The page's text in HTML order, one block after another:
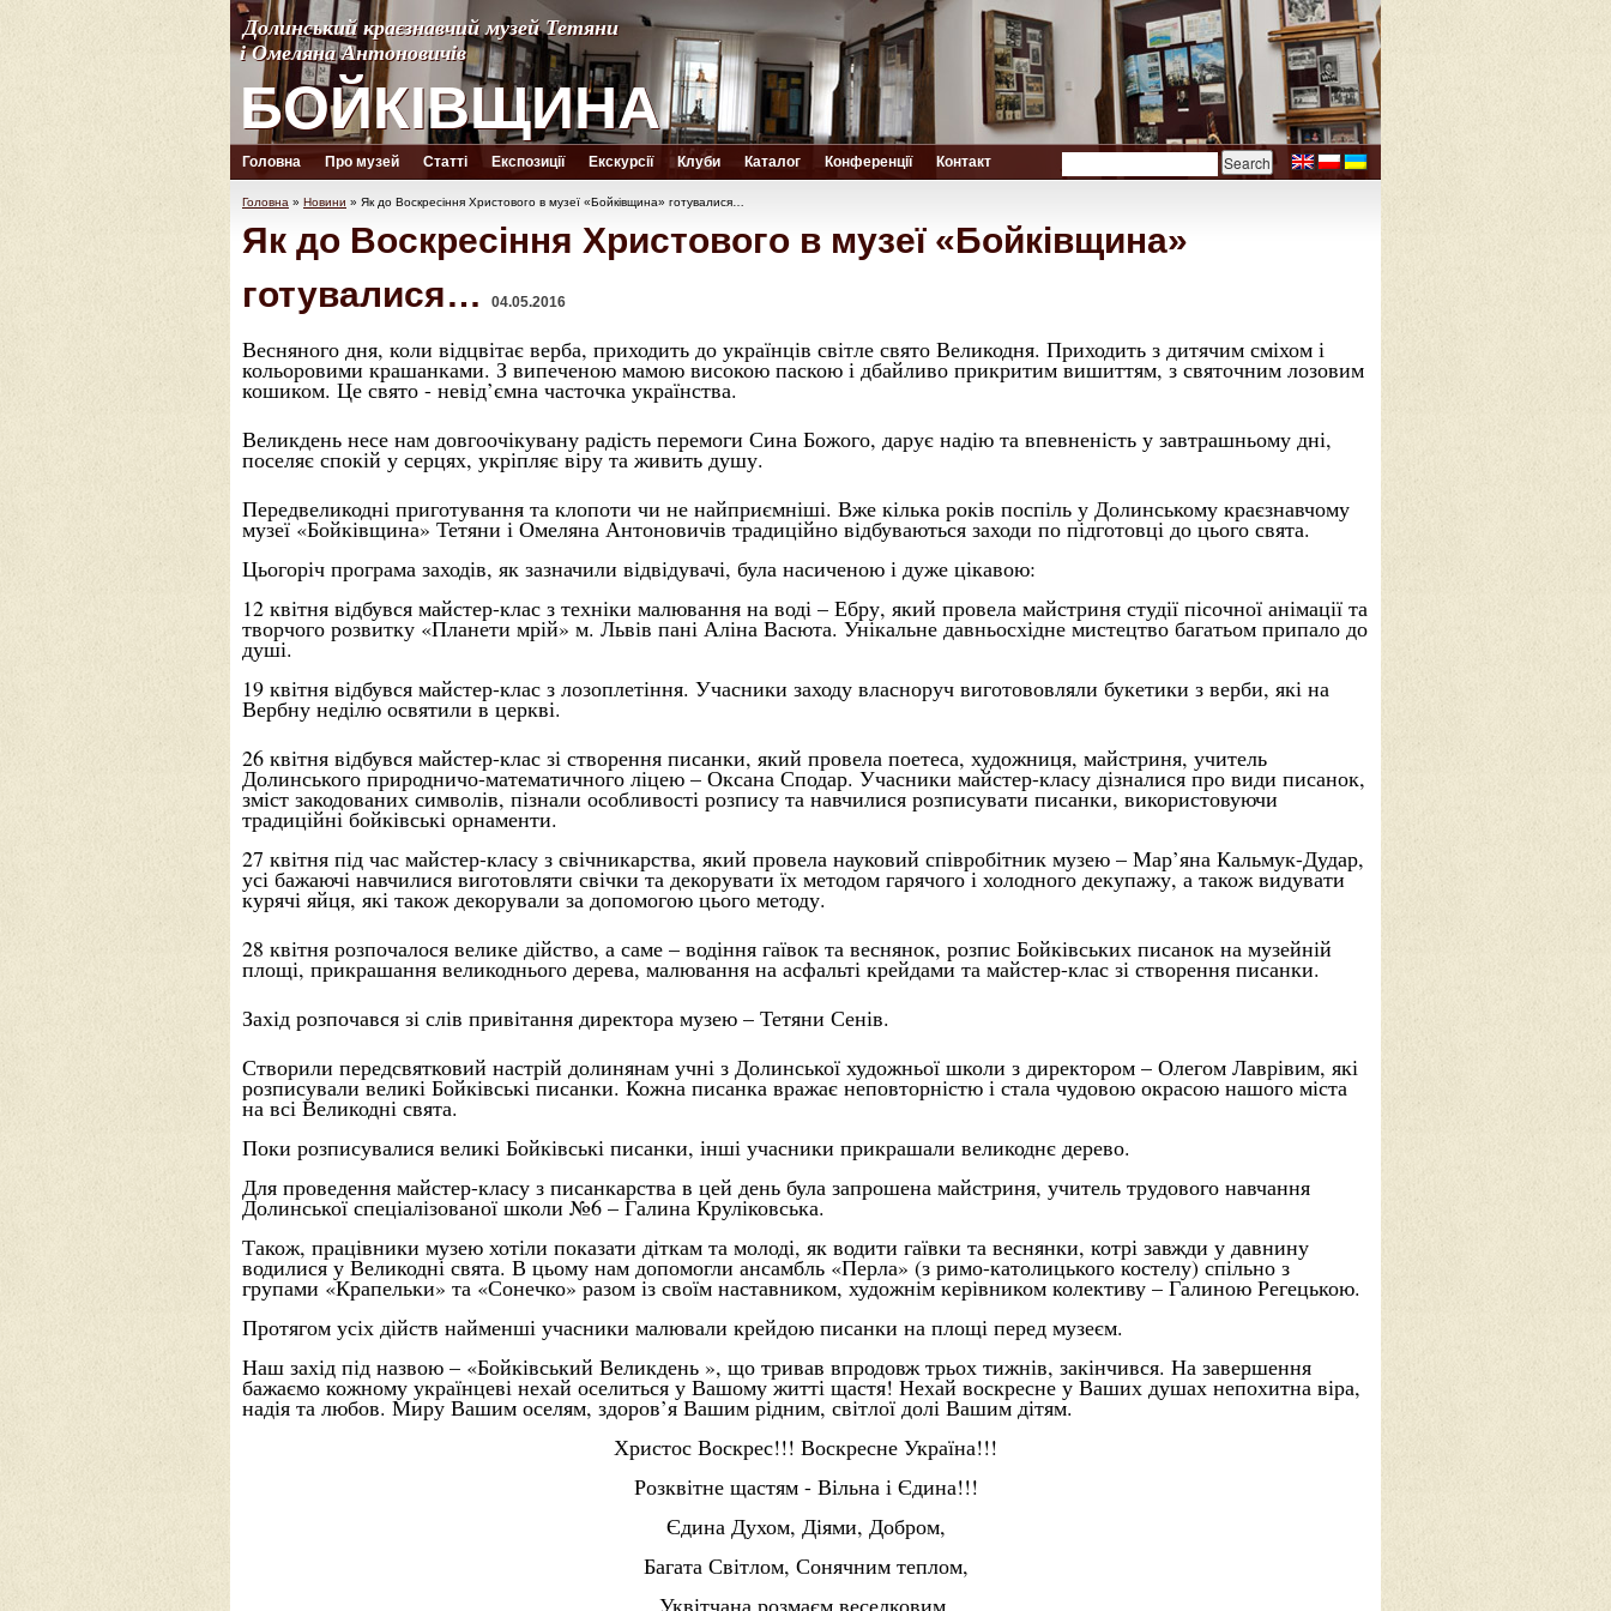
Долинський краєзнавчий музей Тетяни
і Омеляна Антоновичів
БОЙКІВЩИНА
Долинський краєзнавчий музей Тетяни
і Омеляна Антоновичів
БОЙКІВЩИНА
Головна Про музей Статті Експозиції Екскурсії Клуби Каталог Конференції Контакт
Головна » Новини » Як до Воскресіння Христового в музеї «Бойківщина» готувалися…
Як до Воскресіння Христового в музеї «Бойківщина»
готувалися…
04.05.2016
Весняного дня, коли відцвітає верба, приходить до українців світле свято Великодня. Приходить з дитячим сміхом і
кольоровими крашанками. З випеченою мамою високою паскою і дбайливо прикритим вишиттям, з святочним лозовим
кошиком. Це свято - невід’ємна часточка українства.
Великдень несе нам довгоочікувану радість перемоги Сина Божого, дарує надію та впевненість у завтрашньому дні,
поселяє спокій у серцях, укріпляє віру та живить душу.
Передвеликодні приготування та клопоти чи не найприємніші. Вже кілька років поспіль у Долинському краєзнавчому
музеї «Бойківщина» Тетяни і Омеляна Антоновичів традиційно відбуваються заходи по підготовці до цього свята.
Цьогоріч програма заходів, як зазначили відвідувачі, була насиченою і дуже цікавою:
12 квітня відбувся майстер-клас з техніки малювання на воді – Ебру, який провела майстриня студії пісочної анімації та
творчого розвитку «Планети мрій» м. Львів пані Аліна Васюта. Унікальне давньосхідне мистецтво багатьом припало до
душі.
19 квітня відбувся майстер-клас з лозоплетіння. Учасники заходу власноруч виготововляли букетики з верби, які на
Вербну неділю освятили в церкві.
26 квітня відбувся майстер-клас зі створення писанки, який провела поетеса, художниця, майстриня, учитель
Долинського природничо-математичного ліцею – Оксана Сподар. Учасники майстер-класу дізналися про види писанок,
зміст закодованих символів, пізнали особливості розпису та навчилися розписувати писанки, використовуючи
традиційні бойківські орнаменти.
27 квітня під час майстер-класу з свічникарства, який провела науковий співробітник музею – Мар’яна Кальмук-Дудар,
усі бажаючі навчилися виготовляти свічки та декорувати їх методом гарячого і холодного декупажу, а також видувати
курячі яйця, які такождекорували за допомогою цього методу.
28 квітня розпочалося велике дійство, а саме – водіння гаївок та веснянок, розпис Бойківських писанок на музейній
площі, прикрашання великоднього дерева, малювання на асфальті крейдами та майстер-клас зі створення писанки.
Захід розпочався зі слів привітання директора музею – Тетяни Сенів.
Створили передсвятковий настрій долинянам учні з Долинської художньої школи з директором – Олегом Лаврівим, які
розписували великі Бойківські писанки. Кожна писанка вражає неповторністю і стала чудовою окрасою нашого міста
на всі Великодні свята.
Поки розписувалися великі Бойківські писанки, інші учасники прикрашали великоднє дерево.
Для проведення майстер-класу з писанкарства в цей день була запрошена майстриня, учитель трудового навчання
Долинської спеціалізованої школи №6 – Галина Круліковська.
Також, працівники музею хотіли показати діткам та молоді, як водити гаївки та веснянки, котрі завжди у давнину
водилися у Великодні свята. В цьому нам допомогли ансамбль «Перла» (з римо-католицького костелу) спільно з
групами «Крапельки» та «Сонечко» разом із своїм наставником, художнім керівником колективу – Галиною Регецькою.
Протягом усіх дійств найменші учасники малювали крейдою писанки на площі перед музеєм.
Наш захід під назвою – «Бойківський Великдень », що тривав впродовж трьох тижнів, закінчився. На завершення
бажаємо кожному українцеві нехай оселиться у Вашому житті щастя! Нехай воскресне у Ваших душах непохитна віра,
надія та любов. Миру Вашим оселям, здоров’я Вашим рідним, світлої долі Вашим дітям.
Христос Воскрес!!! Воскресне Україна!!!
Розквітне щастям - Вільна і Єдина!!!
Єдина Духом, Діями, Добром,
Багата Світлом, Сонячним теплом,
Уквітчана розмаєм веселковим,